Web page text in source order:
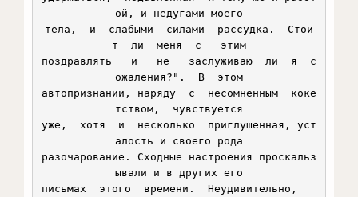
ой, и недугами моего
тела,  и  слабыми  силами  рассудка.  Стои
т  ли  меня  с   этим
поздравлять   и   не   заслуживаю  ли  я  с
ожаления?".  В  этом
автопризнании, наряду  с  несомненным  коке
тством,  чувствуется
уже,  хотя  и  несколько  приглушенная, уст
алость и своего рода
разочарование. Сходные настроения проскальз
ывали и в других его
письмах  этого  времени.  Неудивительно,